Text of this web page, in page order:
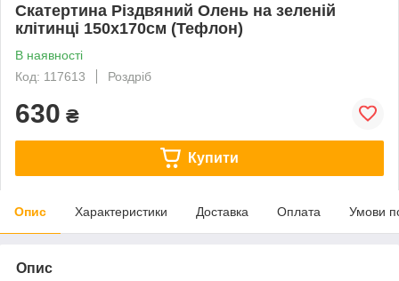
Скатертина Різдвяний Олень на зеленій
клітинці 150х170см (Тефлон)
В наявності
Код: 117613
Роздріб
630 ₴
Купити
Опис Характеристики Доставка Оплата Умови
Опис